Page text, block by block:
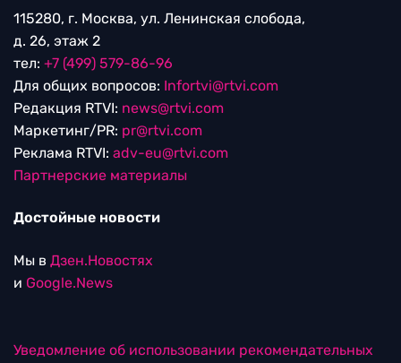
115280, г. Москва, ул. Ленинская слобода,
д. 26, этаж 2
тел: +7 (499) 579-86-96
Для общих вопросов: Infortvi@rtvi.com
Редакция RTVI: news@rtvi.com
Маркетинг/PR: pr@rtvi.com
Реклама RTVI: adv-eu@rtvi.com
Партнерские материалы
Достойные новости
Мы в Дзен.Новостях
и Google.News
Уведомление об использовании рекомендательных